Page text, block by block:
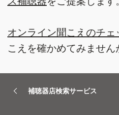
オンライン聞こえのチェ
こえを確かめてみません
補聴器店検索サービス